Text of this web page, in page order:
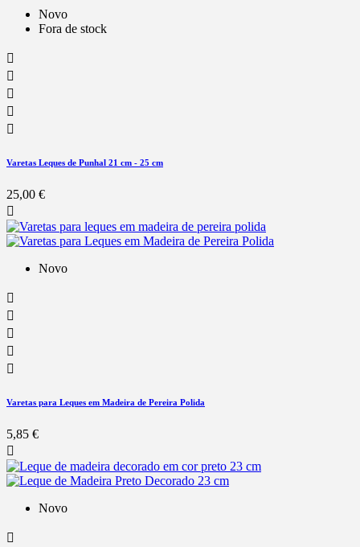
Novo
Fora de stock





Varetas Leques de Punhal 21 cm - 25 cm
25,00 €

Novo





Varetas para Leques em Madeira de Pereira Polida
5,85 €

Novo
